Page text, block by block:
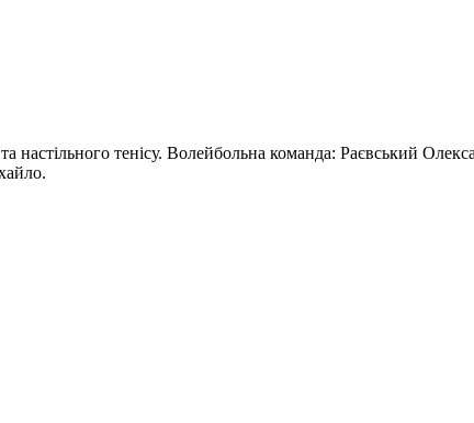
настільного тенісу. Волейбольна команда: Раєвський